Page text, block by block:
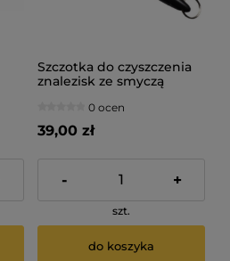
Szczotka do czyszczenia
znalezisk ze smyczą
0 ocen
39,00 zł
- +
szt.
do koszyka